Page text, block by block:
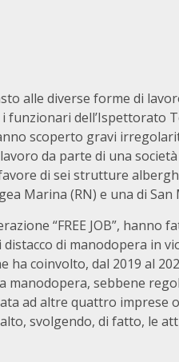
alle diverse forme di
funzionari dell’Ispettorato
scoperto gravi
da parte di una
di sei strutture
Marina (RN) e una di San
“FREE JOB”, hanno
di manodopera in
ha coinvolto, dal 2019 al
sebbene
ad altre quattro
svolgendo, di fatto, le